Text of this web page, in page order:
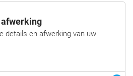
details en afwerking van uw